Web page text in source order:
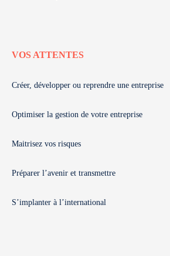
VOS ATTENTES
Créer, développer ou reprendre une entreprise
Optimiser la gestion de votre entreprise
Maitrisez vos risques
Préparer l’avenir et transmettre
S’implanter à l’international